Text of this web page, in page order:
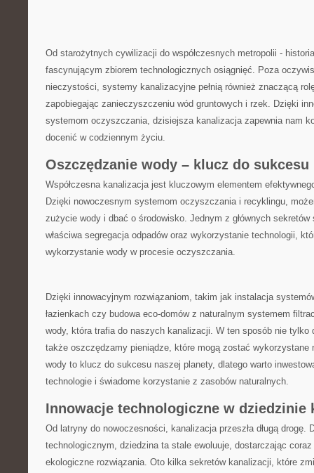
Od starożytnych cywilizacji do współczesnych metropolii ⁢-
‌fascynującym zbiorem technologicznych osiągnięć. Poza
nieczystości, systemy kanalizacyjne pełnią również znaczącą
zapobiegając zanieczyszczeniu wód gruntowych ‍i rzek. Dzięki
systemom oczyszczania, dzisiejsza kanalizacja zapewnia nam
docenić​ w codziennym życiu.
Oszczędzanie wody – klucz do sukcesu
Współczesna kanalizacja jest kluczowym elementem
Dzięki nowoczesnym‌ systemom oczyszczania i recyklingu,
zużycie wody i dbać ⁤o środowisko. Jednym z głównych
właściwa segregacja odpadów⁤ oraz wykorzystanie technologii,
wykorzystanie wody w procesie oczyszczania.
Dzięki innowacyjnym‌ rozwiązaniom, ‍takim jak ⁣instalacja
łazienkach czy budowa eco-domów z⁢ naturalnym systemem
wody, ⁢która trafia do naszych kanalizacji. W ten sposób nie tylko
⁤także oszczędzamy pieniądze, które mogą⁢ zostać⁤ wykorzystane
wody to klucz do sukcesu naszej planety, dlatego⁣ warto
technologie i świadome korzystanie z zasobów naturalnych.
Innowacje‍ technologiczne w dziedzinie
Od latryny do nowoczesności,​ kanalizacja przeszła długą drogę.
technologicznym, dziedzina ‌ta stale ewoluuje, dostarczając
ekologiczne rozwiązania. ‍Oto kilka sekretów kanalizacji, które